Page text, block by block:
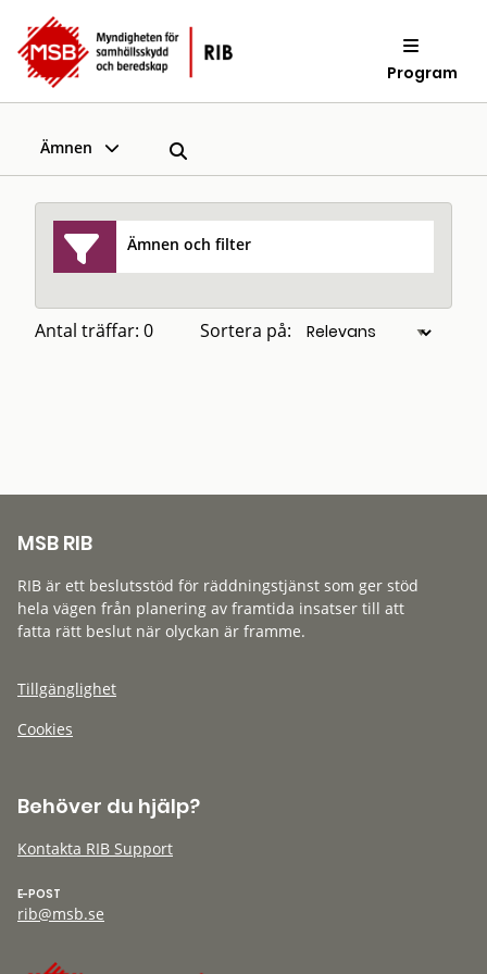
Program
Ämnen
Ämnen och filter
Antal träffar: 0 Sortera på:
MSB RIB
RIB är ett beslutsstöd för räddningstjänst som ger stöd
hela vägen från planering av framtida insatser till att
fatta rätt beslut när olyckan är framme.
Tillgänglighet
Cookies
Behöver du hjälp?
Kontakta RIB Support
E-POST
rib@msb.se